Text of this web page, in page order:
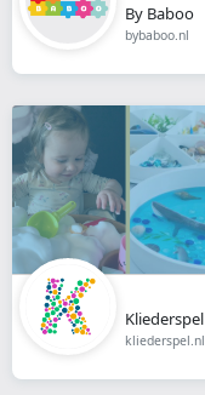
By Baboo
bybaboo.nl
Kliederspel
kliederspel.nl